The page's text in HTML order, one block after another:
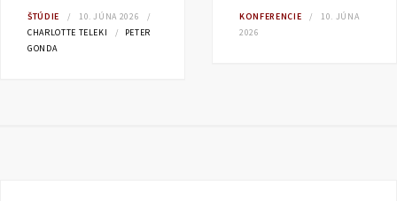
ŠTÚDIE
10. JÚNA 2026
CHARLOTTE TELEKI
PETER
GONDA
KONFERENCIE
10. JÚNA
2026